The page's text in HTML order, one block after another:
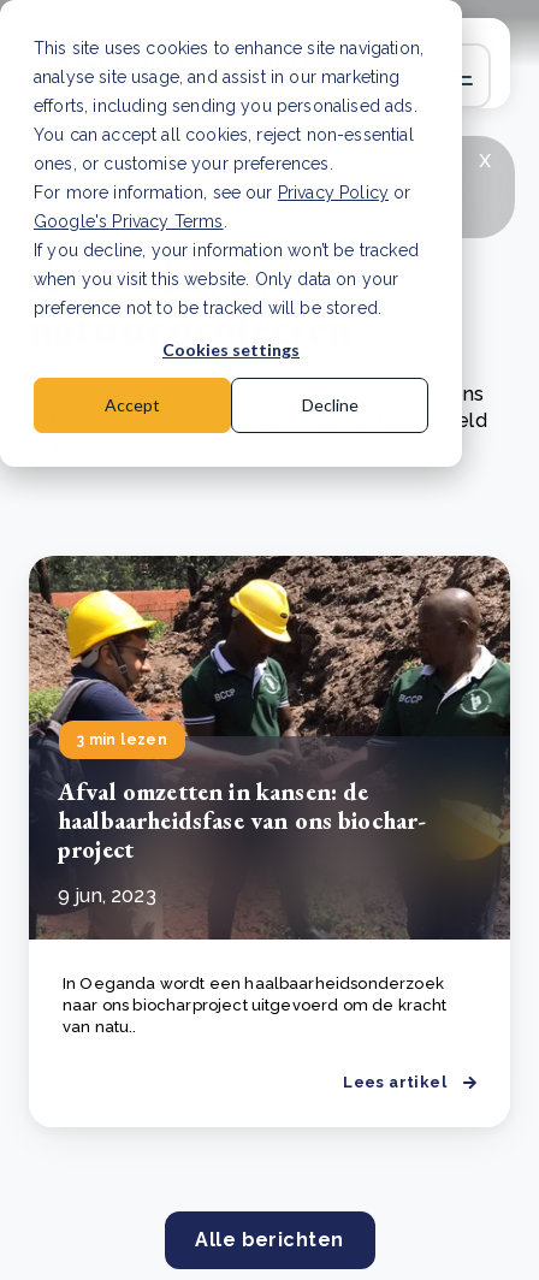
This site uses cookies to enhance site navigation,
analyse site usage, and assist in our marketing
efforts, including sending you personalised ads.
You can accept all cookies, reject non-essential
ones, or customise your preferences.
For more information, see our Privacy Policy or
Google's Privacy Terms
If you decline, your information won’t be tracked
when you visit this website. Only data on your
preference not to be tracked will be stored.
Cookies settings
Accept Decline
x
LAATSTE ARTIKEL
CSRD en uw positie als
leverancier: wat verandert er in 2026?Lees
artikel
Artikelen over
natuurprojecten
Lees deze artikelen over natuurprojecten om ons
effect op lokale bevolkingen over de hele wereld
3 min lezen
Afval omzetten in kansen: de
haalbaarheidsfase van ons biochar-
project
9 jun, 2023
In Oeganda wordt een haalbaarheidsonderzoek
naar ons biocharproject uitgevoerd om de kracht
van natu..
Lees artikel
Alle berichten